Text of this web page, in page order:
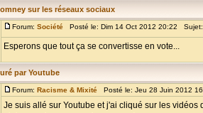
sur les réseaux sociaux
Forum: Société Posté le: Dim 14 Oct 2012 20:22
Esperons que tout ça se convertisse en vote...
par Youtube
Forum: Racisme & Mixité Posté le: Jeu 28 Juin 2012
Je suis allé sur Youtube et j'ai cliqué sur les